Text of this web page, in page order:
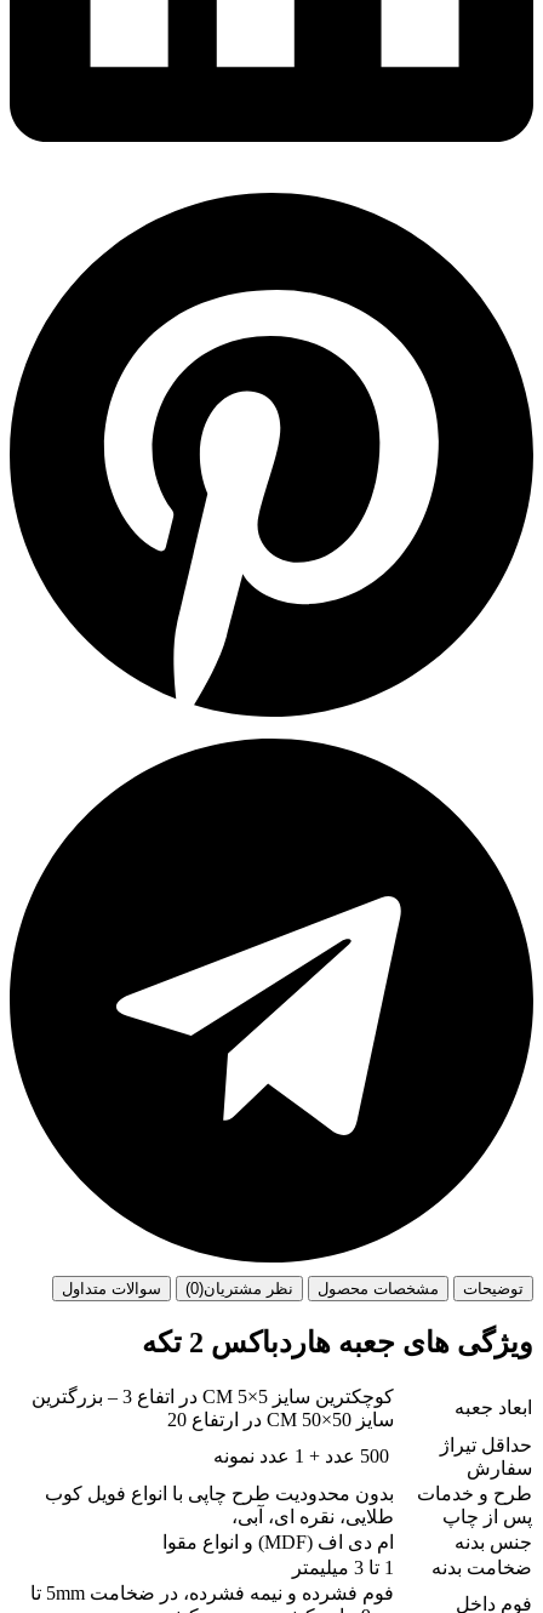
توضیحات مشخصات محصول نظر مشتریان(0) سوالات متداول
ویژگی های جعبه هاردباکس 2 تکه
ابعاد جعبه
کوچکترین سایز 5×5 CM در اتفاع 3 – بزرگترین
سایز 50×50 CM در ارتفاع 20
حداقل تیراژ
سفارش
طرح و خدمات
پس از چاپ
بدون محدودیت طرح چاپی با انواع فویل کوب
طلایی، نقره ای، آبی،
جنس بدنه
ام دی اف (MDF) و انواع مقوا
ضخامت بدنه
1 تا 3 میلیمتر
فوم داخل
فوم فشرده و نیمه فشرده، در ضخامت 5mm تا